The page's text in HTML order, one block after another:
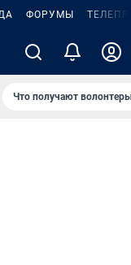
ФОРУМЫ
Что получают